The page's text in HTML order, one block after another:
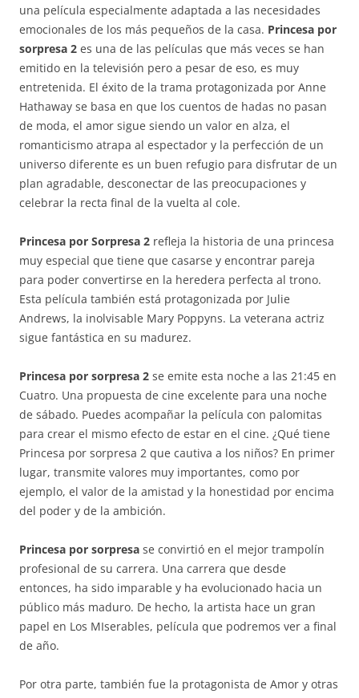
una película especialmente adaptada a las necesidades
emocionales de los más pequeños de la casa. Princesa por
sorpresa 2 es una de las películas que más veces se han
emitido en la televisión pero a pesar de eso, es muy
entretenida. El éxito de la trama protagonizada por Anne
Hathaway se basa en que los cuentos de hadas no pasan
de moda, el amor sigue siendo un valor en alza, el
romanticismo atrapa al espectador y la perfección de un
universo diferente es un buen refugio para disfrutar de un
plan agradable, desconectar de las preocupaciones y
celebrar la recta final de la vuelta al cole.
Princesa por Sorpresa 2 refleja la historia de una princesa
muy especial que tiene que casarse y encontrar pareja
para poder convertirse en la heredera perfecta al trono.
Esta película también está protagonizada por Julie
Andrews, la inolvisable Mary Poppyns. La veterana actriz
sigue fantástica en su madurez.
Princesa por sorpresa 2 se emite esta noche a las 21:45 en
Cuatro. Una propuesta de cine excelente para una noche
de sábado. Puedes acompañar la película con palomitas
para crear el mismo efecto de estar en el cine. ¿Qué tiene
Princesa por sorpresa 2 que cautiva a los niños? En primer
lugar, transmite valores muy importantes, como por
ejemplo, el valor de la amistad y la honestidad por encima
del poder y de la ambición.
Princesa por sorpresa se convirtió en el mejor trampolín
profesional de su carrera. Una carrera que desde
entonces, ha sido imparable y ha evolucionado hacia un
público más maduro. De hecho, la artista hace un gran
papel en Los MIserables, película que podremos ver a final
de año.
Por otra parte, también fue la protagonista de Amor y otras